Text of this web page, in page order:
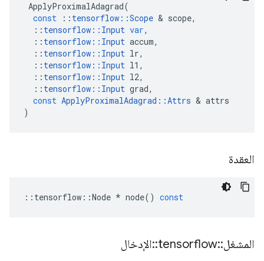
ApplyProximalAdagrad(
const
:: tensorflow ::Scope & scope,
:: tensorflow :: Input var,
:: tensorflow :: Input accum,
:: tensorflow :: Input lr,
:: tensorflow :: Input l1 ,
:: tensorflow :: Input l2,
:: tensorflow :: Input grad,
const ApplyProximalAdagrad ::Attrs & attrs
)
العقدة
:: tensorflow ::Node * node() const
المشغل::
tensorflow
::الإدخال